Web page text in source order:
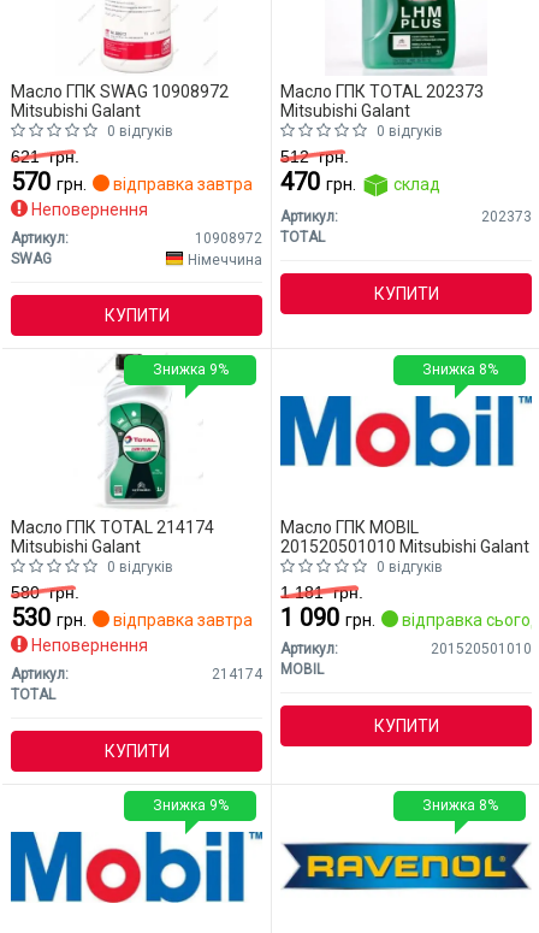
Масло ГПК SWAG 10908972
Mitsubishi Galant
0 відгуків
621грн.
570 грн.
відправка завтра
Неповернення
Артикул:
10908972
SWAG
Німеччина
КУПИТИ
Масло ГПК TOTAL 202373
Mitsubishi Galant
0 відгуків
512грн.
470 грн. склад
Артикул:
202373
TOTAL
КУПИТИ
Масло ГПК TOTAL 214174
Mitsubishi Galant
0 відгуків
580грн.
530 грн.
відправка завтра
Неповернення
Артикул:
214174
TOTAL
КУПИТИ
Знижка 9%
Масло ГПК MOBIL
201520501010 Mitsubishi Galant
0 відгуків
1 181грн.
1 090 грн. відправка
Артикул:
201520501010
MOBIL
КУПИТИ
Знижка 8%
Знижка 9% Знижка 8%